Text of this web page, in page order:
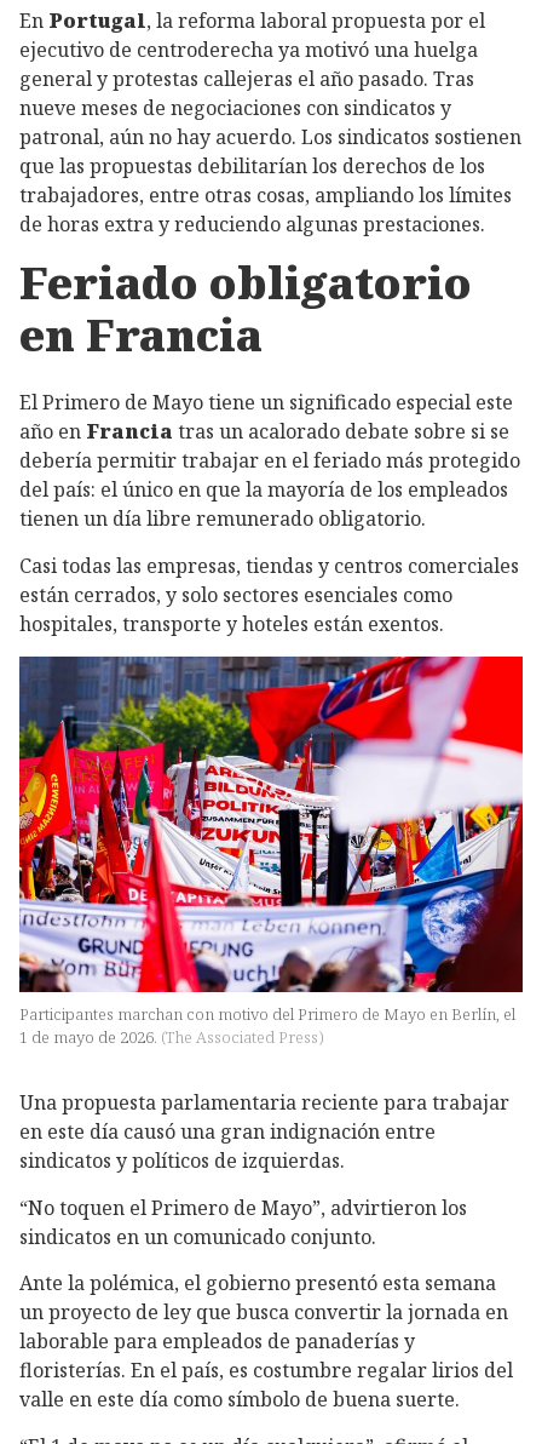
En Portugal, la reforma laboral propuesta por el
ejecutivo de centroderecha ya motivó una huelga
general y protestas callejeras el año pasado. Tras
nueve meses de negociaciones con sindicatos y
patronal, aún no hay acuerdo. Los sindicatos sostienen
que las propuestas debilitarían los derechos de los
trabajadores, entre otras cosas, ampliando los límites
de horas extra y reduciendo algunas prestaciones.
Feriado obligatorio
en Francia
El Primero de Mayo tiene un significado especial este
año en Francia tras un acalorado debate sobre si se
debería permitir trabajar en el feriado más protegido
del país: el único en que la mayoría de los empleados
tienen un día libre remunerado obligatorio.
Casi todas las empresas, tiendas y centros comerciales
están cerrados, y solo sectores esenciales como
hospitales, transporte y hoteles están exentos.
Participantes marchan con motivo del Primero de Mayo en Berlín, el
1 de mayo de 2026. (The Associated Press)
Una propuesta parlamentaria reciente para trabajar
en este día causó una gran indignación entre
sindicatos y políticos de izquierdas.
“No toquen el Primero de Mayo”, advirtieron los
sindicatos en un comunicado conjunto.
Ante la polémica, el gobierno presentó esta semana
un proyecto de ley que busca convertir la jornada en
laborable para empleados de panaderías y
floristerías. En el país, es costumbre regalar lirios del
valle en este día como símbolo de buena suerte.